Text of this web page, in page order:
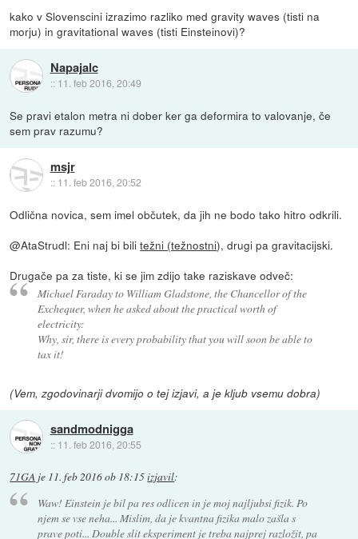
kako v Slovenscini izrazimo razliko med gravity waves (tisti na
morju) in gravitational waves (tisti Einsteinovi)?
Napajalc
:: 11. feb 2016, 20:49
Se pravi etalon metra ni dober ker ga deformira to valovanje, če
sem prav razumu?
msjr
:: 11. feb 2016, 20:52
Odlična novica, sem imel občutek, da jih ne bodo tako hitro odkrili.
@AtaStrudl: Eni naj bi bilitežni (težnostni), drugi pa gravitacijski.
Drugače pa za tiste, ki se jim zdijo take raziskave odveč:
Michael Faraday to William Gladstone, the Chancellor of the
Exchequer, when he asked about the practical worth of
electricity:
Why, sir, there is every probability that you will soon be able to
tax it!
(Vem, zgodovinarji dvomijo o tej izjavi, a je kljub vsemu dobra)
sandmodnigga
:: 11. feb 2016, 20:55
71GA je 11. feb 2016 ob 18:15izjavil:
Waw! Einstein je bil pa res odlicen in je moj najljubsi fizik. Po
njem se vse neha... Mislim, da je kvantna fizika malo zašla s
prave poti... Double slit eksperiment je treba najprej razložit, pa